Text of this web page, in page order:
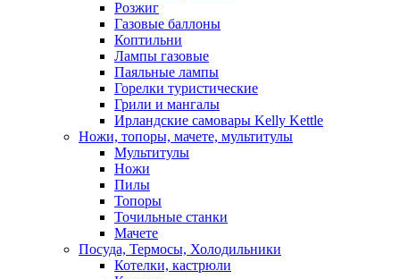
Розжиг
Газовые баллоны
Коптильни
Лампы газовые
Паяльные лампы
Горелки туристические
Грили и мангалы
Ирландские самовары Kelly Kettle
Ножи, топоры, мачете, мультитулы
Мультитулы
Ножи
Пилы
Топоры
Точильные станки
Мачете
Посуда, Термосы, Холодильники
Котелки, кастрюли